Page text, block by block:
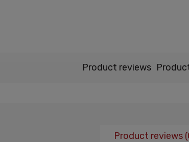
Product reviews
Product reviews